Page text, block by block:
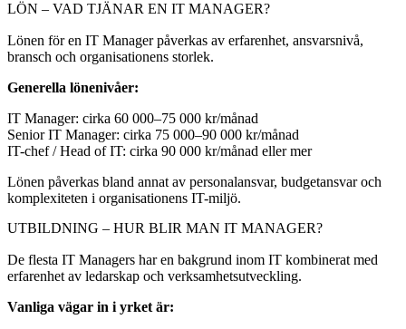
LÖN – VAD TJÄNAR EN IT MANAGER?
Lönen för en IT Manager påverkas av erfarenhet, ansvarsnivå,
bransch och organisationens storlek.
Generella lönenivåer:
IT Manager: cirka 60 000–75 000 kr/månad
Senior IT Manager: cirka 75 000–90 000 kr/månad
IT-chef / Head of IT: cirka 90 000 kr/månad eller mer
Lönen påverkas bland annat av personalansvar, budgetansvar och
komplexiteten i organisationens IT-miljö.
UTBILDNING – HUR BLIR MAN IT MANAGER?
De flesta IT Managers har en bakgrund inom IT kombinerat med
erfarenhet av ledarskap och verksamhetsutveckling.
Vanliga vägar in i yrket är: